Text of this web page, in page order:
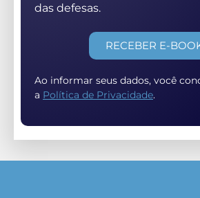
das defesas.
RECEBER E-
Ao informar seus dados, você
a Política de Privacidade.